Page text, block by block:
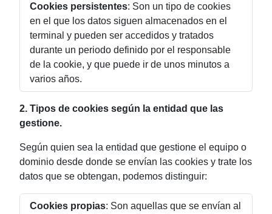
Cookies persistentes: Son un tipo de cookies
en el que los datos siguen almacenados en el
terminal y pueden ser accedidos y tratados
durante un periodo definido por el responsable
de la cookie, y que puede ir de unos minutos a
varios años.
2. Tipos de cookies según la entidad que las
gestione.
Según quien sea la entidad que gestione el equipo o
dominio desde donde se envían las cookies y trate los
datos que se obtengan, podemos distinguir:
Cookies propias: Son aquellas que se envían al